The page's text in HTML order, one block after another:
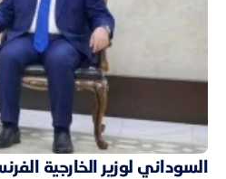
السوداني لوزير الخارجية